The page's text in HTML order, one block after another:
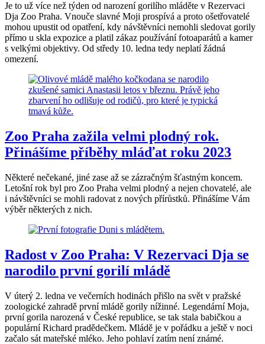
Je to už více než týden od narození gorilího mláděte v Rezervaci
Dja Zoo Praha. Vnouče slavné Moji prospívá a proto ošetřovatelé
mohou upustit od opatření, kdy návštěvníci nemohli sledovat gorily
přímo u skla expozice a platil zákaz používání fotoaparátů a kamer
s velkými objektivy. Od středy 10. ledna tedy neplatí žádná
omezení.
Zoo Praha zažila velmi plodný rok.
Přinášíme příběhy mláďat roku 2023
Některé nečekané, jiné zase až se zázračným šťastným koncem.
Letošní rok byl pro Zoo Praha velmi plodný a nejen chovatelé, ale
i návštěvníci se mohli radovat z nových přírůstků. Přinášíme Vám
výběr některých z nich.
Radost v Zoo Praha: V Rezervaci Dja se
narodilo první gorilí mládě
V úterý 2. ledna ve večerních hodinách přišlo na svět v pražské
zoologické zahradě první mládě gorily nížinné. Legendární Moja,
první gorila narozená v České republice, se tak stala babičkou a
populární Richard pradědečkem. Mládě je v pořádku a ještě v noci
začalo sát mateřské mléko. Jeho pohlaví zatím není známé.